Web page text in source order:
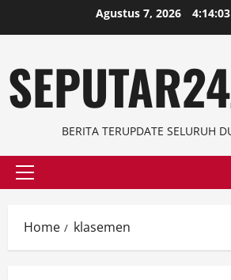
to
Agustus 7, 2026
BERITA TERUPDATE SELURUH
Primary
Home klasemen